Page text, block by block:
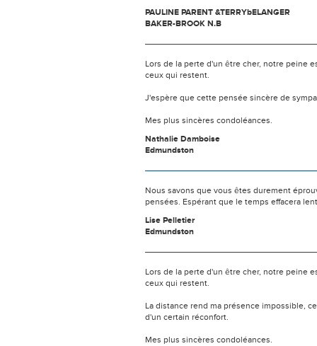
PAULINE PARENT &TERRYbELANGER
BAKER-BROOK N.B
Lors de la perte d'un être cher, notre peine
ceux qui restent.
J'espère que cette pensée sincère de
Mes plus sincères condoléances.
Nathalie Damboise
Edmundston
Nous savons que vous êtes durement
pensées. Espérant que le temps effacera
Lise Pelletier
Edmundston
Lors de la perte d'un être cher, notre peine
ceux qui restent.
La distance rend ma présence impossible,
d'un certain réconfort.
Mes plus sincères condoléances.